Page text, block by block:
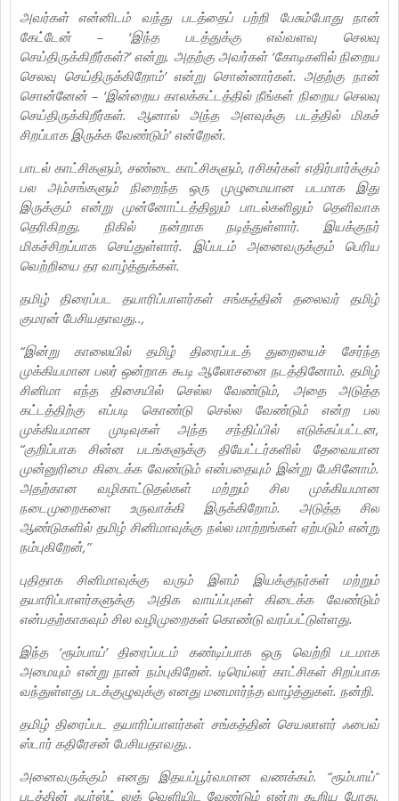
அவர்கள் என்னிடம் வந்து படத்தைப் பற்றி பேசும்போது நான்
கேட்டேன் – ‘இந்த படத்துக்கு எவ்வளவு செலவு
செய்திருக்கிறீர்கள்?’ என்று. அதற்கு அவர்கள் ‘கோடிகளில் நிறைய
செலவு செய்திருக்கிறோம்’ என்று சொன்னார்கள். அதற்கு நான்
சொன்னேன் – ‘இன்றைய காலக்கட்டத்தில் நீங்கள் நிறைய செலவு
செய்திருக்கிறீர்கள். ஆனால் அந்த அளவுக்கு படத்தில் மிகச்
சிறப்பாக இருக்க வேண்டும்’ என்றேன்.
பாடல் காட்சிகளும், சண்டை காட்சிகளும், ரசிகர்கள் எதிர்பார்க்கும்
பல அம்சங்களும் நிறைந்த ஒரு முழுமையான படமாக இது
இருக்கும் என்று முன்னோட்டத்திலும் பாடல்களிலும் தெளிவாக
தெரிகிறது. நிகில் நன்றாக நடித்துள்ளார். இயக்குநர்
மிகச்சிறப்பாக செய்துள்ளார். இப்படம் அனைவருக்கும் பெரிய
வெற்றியை தர வாழ்த்துக்கள்.
தமிழ் திரைப்பட தயாரிப்பாளர்கள் சங்கத்தின் தலைவர் தமிழ்
குமரன் பேசியதாவது..,
“இன்று காலையில் தமிழ் திரைப்படத் துறையைச் சேர்ந்த
முக்கியமான பலர் ஒன்றாக கூடி ஆலோசனை நடத்தினோம். தமிழ்
சினிமா எந்த திசையில் செல்ல வேண்டும், அதை அடுத்த
கட்டத்திற்கு எப்படி கொண்டு செல்ல வேண்டும் என்ற பல
முக்கியமான முடிவுகள் அந்த சந்திப்பில் எடுக்கப்பட்டன,
“குறிப்பாக சின்ன படங்களுக்கு தியேட்டர்களில் தேவையான
முன்னுரிமை கிடைக்க வேண்டும் என்பதையும் இன்று பேசினோம்.
அதற்கான வழிகாட்டுதல்கள் மற்றும் சில முக்கியமான
நடைமுறைகளை உருவாக்கி இருக்கிறோம். அடுத்த சில
ஆண்டுகளில் தமிழ் சினிமாவுக்கு நல்ல மாற்றங்கள் ஏற்படும் என்று
நம்புகிறேன்,”
புதிதாக சினிமாவுக்கு வரும் இளம் இயக்குநர்கள் மற்றும்
தயாரிப்பாளர்களுக்கு அதிக வாய்ப்புகள் கிடைக்க வேண்டும்
என்பதற்காகவும் சில வழிமுறைகள் கொண்டு வரப்பட்டுள்ளது.
இந்த ‘ரூம்பாய்’ திரைப்படம் கண்டிப்பாக ஒரு வெற்றி படமாக
அமையும் என்று நான் நம்புகிறேன். டிரெய்லர் காட்சிகள் சிறப்பாக
வந்துள்ளது படக்குழுவுக்கு எனது மனமார்ந்த வாழ்த்துகள். நன்றி.
தமிழ் திரைப்பட தயாரிப்பாளர்கள் சங்கத்தின் செயலாளர் ஃபைவ்
ஸ்டார் கதிரேசன் பேசியதாவது..
அனைவருக்கும் எனது இதயப்பூர்வமான வணக்கம். “ரூம்பாய்”
படத்தின் ஃபர்ஸ்ட் லுக் வெளியிட வேண்டும் என்று கூறிய போது,